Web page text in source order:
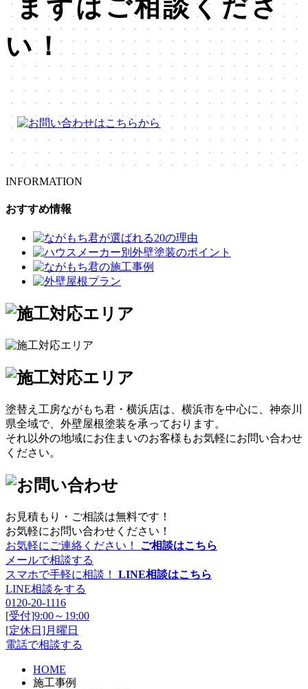
INFORMATION
おすすめ情報
塗替え工房ながもち君・横浜店は、横浜市を中心に、神奈川
県全域で、外壁屋根塗装を承っております。
それ以外の地域にお住まいのお客様もお気軽にお問い合わせ
ください。
お見積もり・ご相談は無料です！
お気軽にお問い合わせください！
お気軽にご連絡ください！ ご相談はこちら
メールで相談する
スマホで手軽に相談！ LINE相談はこちら
LINE相談をする
0120-20-1116
[受付]9:00～19:00
[定休日]月曜日
電話で相談する
HOME
施工事例